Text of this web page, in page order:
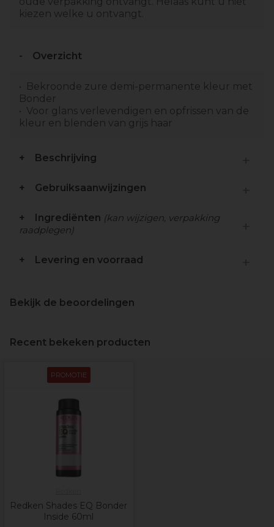
kiezen welke u ontvangt.
Overzicht
Bekroonde zure demi-permanente kleur met
Bonder
Voor glans verlevendigen en opfrissen van de
kleur en blenden van grijs haar
Beschrijving
Gebruiksaanwijzingen
Ingrediënten (kan wijzigen, verpakking
raadplegen)
Levering en voorraad
Bekijk de beoordelingen
Recent bekeken producten
PROMOTIE
Redken Shades EQ Bonder
Inside 60ml